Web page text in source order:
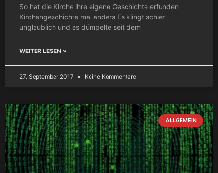
So hat die Kirche ihre eigene Geschichte erfunden
Kirchengeschichte mal anders Es klingt schier
unglaublich und es dümpelte seit dem
WEITER LESEN »
27. September 2017 Keine Kommentare
ALLGEMEIN